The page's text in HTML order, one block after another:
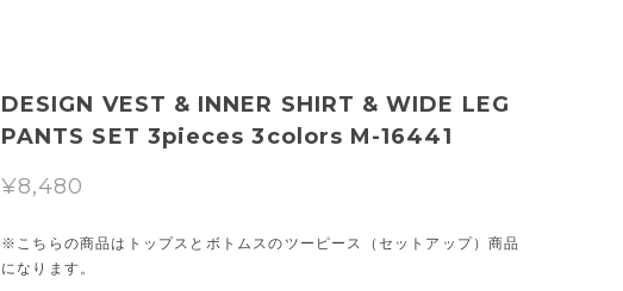
DESIGN VEST & INNER SHIRT & WIDE LEG
PANTS SET 3pieces 3colors M-16441
¥8,480
※こちらの商品はトップスとボトムスのツーピース（セットアップ）商品
になります。